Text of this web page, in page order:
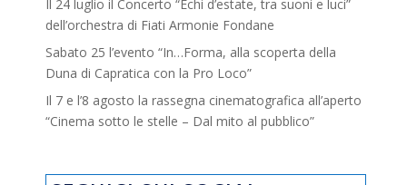
Il 24 luglio il Concerto “Echi d’estate, tra suoni e luci”
dell’orchestra di Fiati Armonie Fondane
Sabato 25 l’evento “In…Forma, alla scoperta della
Duna di Capratica con la Pro Loco”
Il 7 e l’8 agosto la rassegna cinematografica all’aperto
“Cinema sotto le stelle – Dal mito al pubblico”